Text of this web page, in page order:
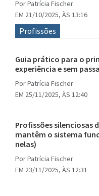
PorPatrícia Fischer
EM 21/10/2025, ÀS 13:16
Profissões
Guia prático para o
experiência e sem
PorPatrícia Fischer
EM 25/11/2025, ÀS 12:40
Profissões silenciosas
mantêm o sistema
nelas)
PorPatrícia Fischer
EM 23/11/2025, ÀS 12:31